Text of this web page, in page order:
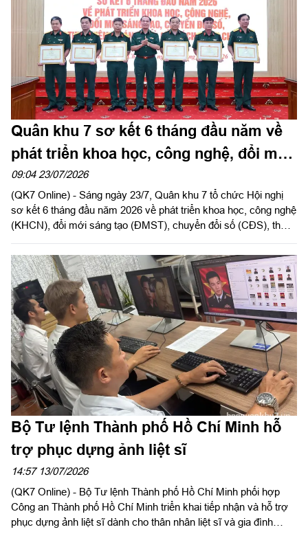
Quân khu 7 sơ kết 6 tháng đầu năm về
phát triển khoa học, công nghệ, đổi mới
sáng tạo, chuyển đổi số, thực hiện Đề
án 06 và cải cách hành chính
09:04 23/07/2026
(QK7 Online) - Sáng ngày 23/7, Quân khu 7 tổ chức Hội nghị
sơ kết 6 tháng đầu năm 2026 về phát triển khoa học, công nghệ
(KHCN), đổi mới sáng tạo (ĐMST), chuyển đổi số (CĐS), thực
Trần Ngọc Minh, Ủy viên Thường vụ Đảng ủy, Phó Tư lệnh
Quân khu, Phó Trưởng Ban thường trực Ban Chỉ đạo Quân khu
chủ trì hội nghị.
Bộ Tư lệnh Thành phố Hồ Chí Minh hỗ
trợ phục dựng ảnh liệt sĩ
14:57 13/07/2026
(QK7 Online) - Bộ Tư lệnh Thành phố Hồ Chí Minh phối hợp
Công an Thành phố Hồ Chí Minh triển khai tiếp nhận và hỗ trợ
phục dựng ảnh liệt sĩ dành cho thân nhân liệt sĩ và gia đình